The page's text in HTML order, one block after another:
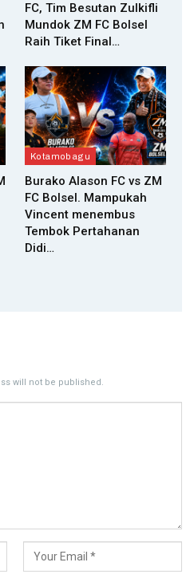
FC, Tim Besutan Zulkifli
Mundok ZM FC Bolsel
Raih Tiket Final…
Kotamobagu
Burako Alason FC vs ZM
FC Bolsel. Mampukah
Vincent menembus
Tembok Pertahanan
Didi…
will not be published.